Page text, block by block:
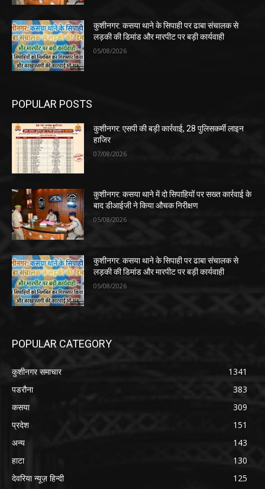
कुशीनगर: कसया थाने के सिपाही पर ढाबा संचालक से
लड़की की डिमांड और मारपीट पर बड़ी कार्यवाही
05/08/2026
POPULAR POSTS
कुशीनगर: एसपी की बड़ी कार्रवाई, 28 पुलिसकर्मी लाइन
हाजिर
07/08/2026
कुशीनगर: कसया थाने में दो सिपाहियों पर सख्त कार्रवाई के
बाद डीआईजी ने किया औचक निरीक्षण
05/08/2026
कुशीनगर: कसया थाने के सिपाही पर ढाबा संचालक से
लड़की की डिमांड और मारपीट पर बड़ी कार्यवाही
05/08/2026
POPULAR CATEGORY
कुशीनगर समाचार
1341
पडरौना
383
कसया
309
प्रदेश
151
अन्य
143
हाटा
130
देवरिया न्यूज़ हिन्दी
125